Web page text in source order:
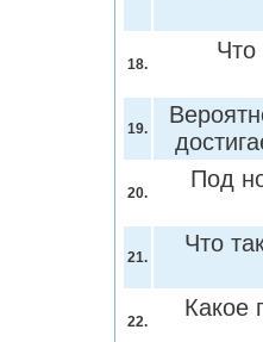
18.
19.
20.
Под
21.
Что
22.
Какое